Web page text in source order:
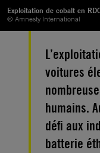
Exploitation de cobalt en
© Amnesty International
voitures
humains.
défi aux
batterie